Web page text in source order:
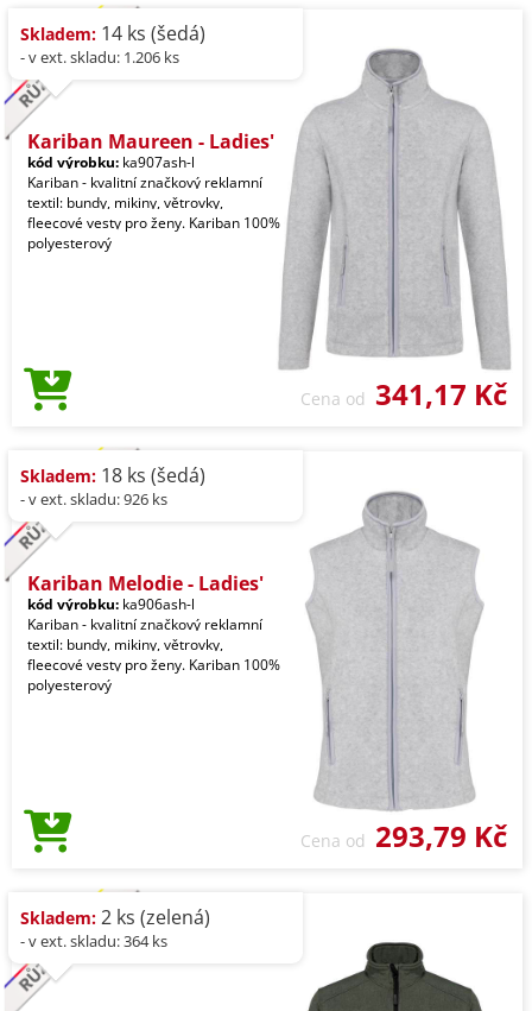
Skladem: 14 ks (šedá)
- v ext. skladu: 1.206 ks
Kariban Maureen - Ladies'
kód výrobku: ka907ash-l
Kariban - kvalitní značkový reklamní
textil: bundy, mikiny, větrovky,
fleecové vesty pro ženy. Kariban 100%
polyesterový
Cena od 341,17 Kč
Skladem: 18 ks (šedá)
- v ext. skladu: 926 ks
Kariban Melodie - Ladies'
kód výrobku: ka906ash-l
Kariban - kvalitní značkový reklamní
textil: bundy, mikiny, větrovky,
fleecové vesty pro ženy. Kariban 100%
polyesterový
Cena od 293,79 Kč
Skladem: 2 ks (zelená)
- v ext. skladu: 364 ks